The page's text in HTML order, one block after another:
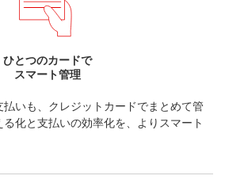
ひとつのカードで
スマート管理
いも、クレジットカードでまとめて管
化と支払いの効率化を、よりスマート